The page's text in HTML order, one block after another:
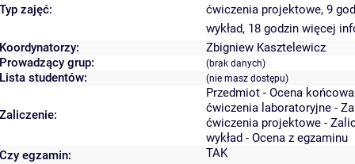
Typ zajęć:
ćwiczenia projektowe, 9
wykład, 18 godzin więcej
Koordynatorzy:
Zbigniew Kasztelewicz
Prowadzący grup:
(brak danych)
Lista studentów: (nie masz dostępu)
Zaliczenie:
Przedmiot - Ocena
ćwiczenia laboratoryjne -
ćwiczenia projektowe -
wykład - Ocena z egzaminu
Czy egzamin:
TAK